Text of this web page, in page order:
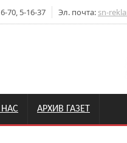
70, 5-16-37 Эл. почта: sn-
АРХИВ ГАЗЕТ